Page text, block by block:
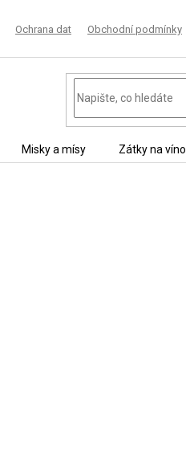
Ochrana dat Obchodní podmínky
Misky a mísy Zátky na víno